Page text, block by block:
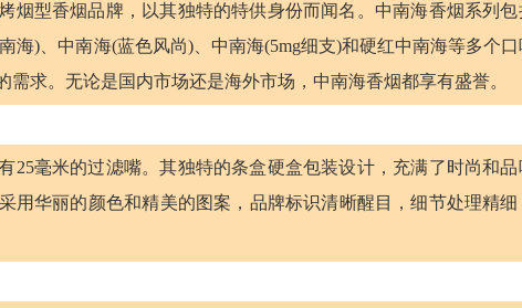
烟型香烟品牌，以其独特的特供身份而闻名。中南海香烟系列包
海)、中南海(蓝色风尚)、中南海(5mg细支)和硬红中南海等多个
求。无论是国内市场还是海外市场，中南海香烟都享有盛誉。
25毫米的过滤嘴。其独特的条盒硬盒包装设计，充满了时尚和
用华丽的颜色和精美的图案，品牌标识清晰醒目，细节处理精细